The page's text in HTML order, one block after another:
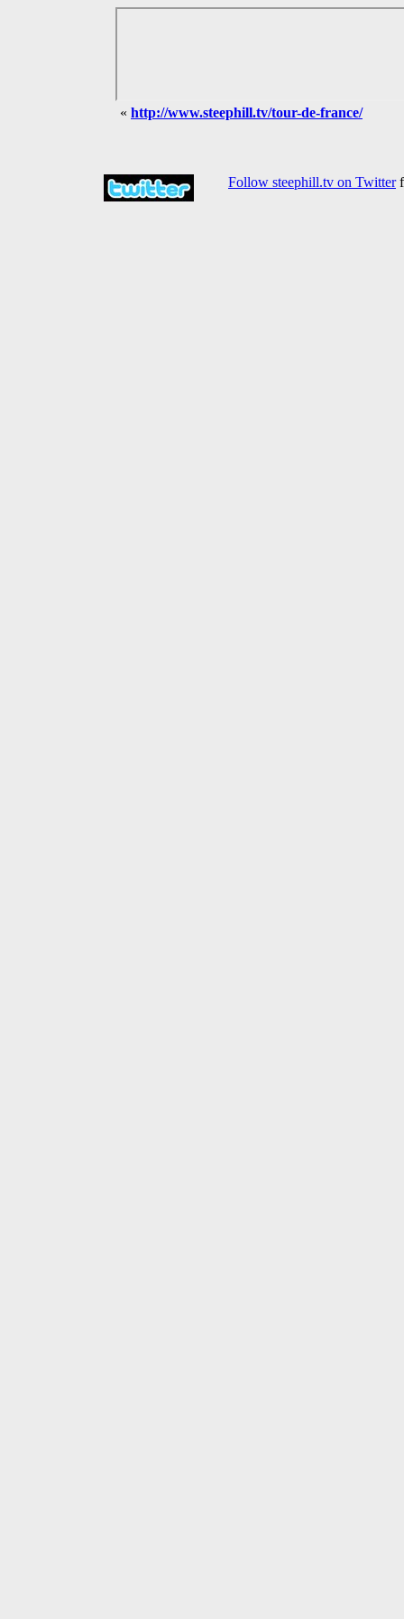
« http://www.steephill.tv/tour-de-france/
Follow steephill.tv on Twitter